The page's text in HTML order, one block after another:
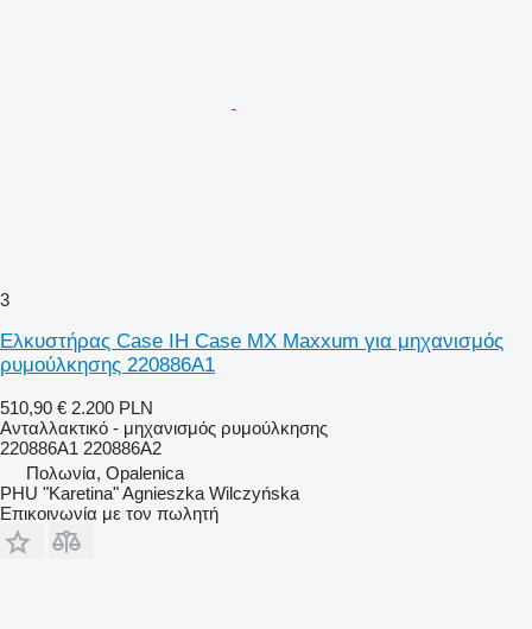
3
Ελκυστήρας Case IH Case MX Maxxum για μηχανισμός
ρυμούλκησης 220886A1
510,90 € 2.200 PLN
Ανταλλακτικό - μηχανισμός ρυμούλκησης
220886A1 220886A2
Πολωνία, Opalenica
PHU "Karetina" Agnieszka Wilczyńska
Επικοινωνία με τον πωλητή